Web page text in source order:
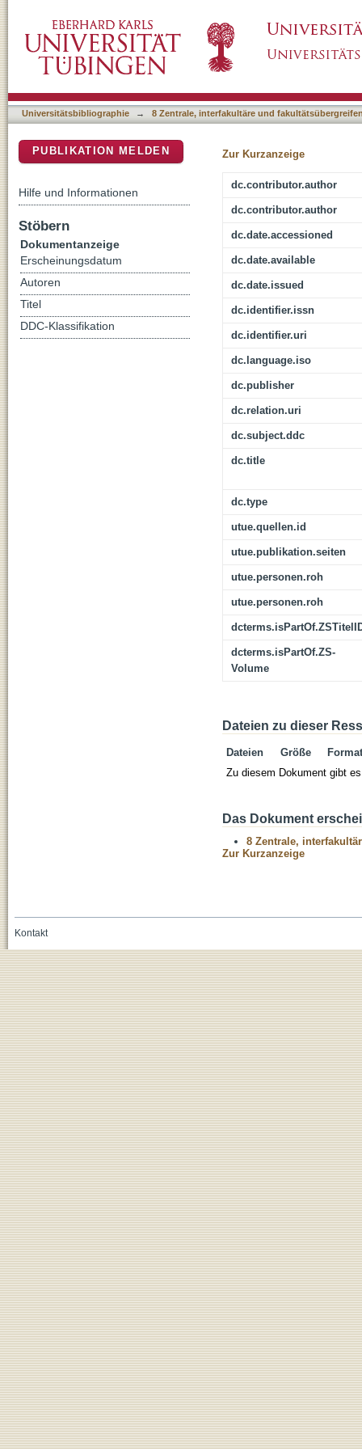
Universitätsbibliographie → 8 Zentrale, interfakultäre und
Zur Kurzanzeige
dc.contributor.author
dc.contributor.author
dc.date.accessioned
dc.date.available
dc.date.issued
dc.identifier.issn
dc.identifier.uri
dc.language.iso
dc.publisher
dc.relation.uri
dc.subject.ddc
dc.title
dc.type
utue.quellen.id
utue.publikation.seiten
utue.personen.roh
utue.personen.roh
dcterms.isPartOf.ZS-
Volume
Dateien zu dieser
Dateien Größe
Format
Zu diesem Dokument gibt
Das Dokument
8 Zentrale,
Zur Kurzanzeige
PUBLIKATION MELDEN
Hilfe und Informationen
Stöbern
Dokumentanzeige
Erscheinungsdatum
Autoren
Titel
DDC-Klassifikation
Kontakt